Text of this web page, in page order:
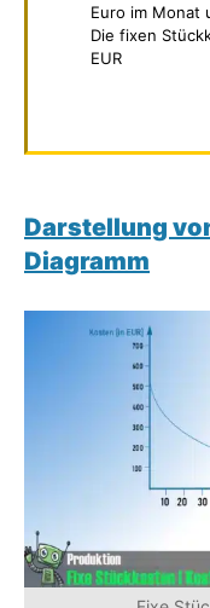
Euro im Monat
Die fixen
EUR
Darstellung
Diagramm